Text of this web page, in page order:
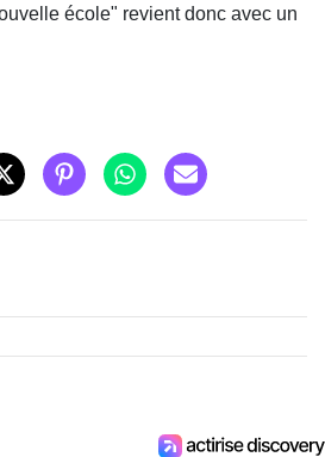
école" revient donc avec un